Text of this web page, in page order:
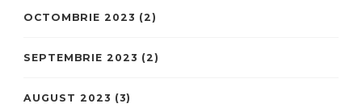
OCTOMBRIE 2023 (2)
SEPTEMBRIE 2023 (2)
AUGUST 2023 (3)